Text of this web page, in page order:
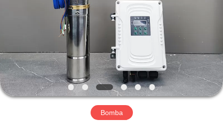
FÁBRICA
CONTROLE
DE
QUALIDADE
Bomba